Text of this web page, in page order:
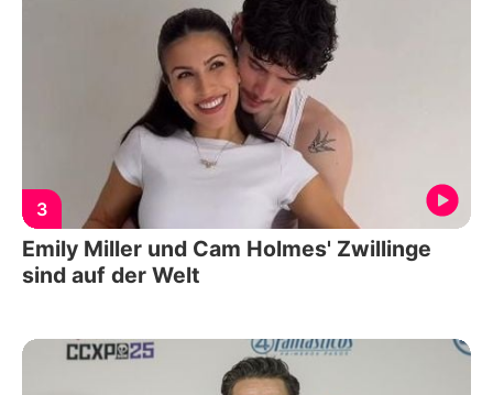
3
Emily Miller und Cam Holmes' Zwillinge
sind auf der Welt